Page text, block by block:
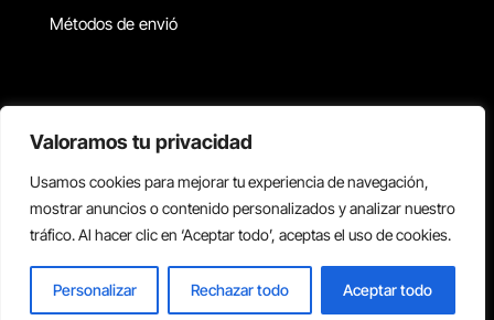
Valoramos tu privacidad
Usamos cookies para mejorar tu experiencia de navegación,
mostrar anuncios o contenido personalizados y analizar nuestro
tráfico. Al hacer clic en ‘Aceptar todo’, aceptas el uso de cookies.
Personalizar Rechazar todo Aceptar todo
Métodos de envió
Copyright © 2026 Reisix. Todos los derechos reservados.